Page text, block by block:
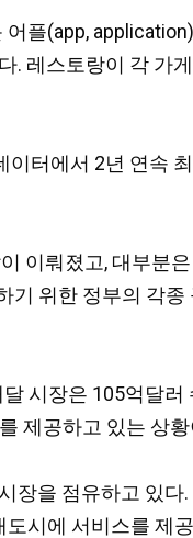
플(app,
. 레스토랑이 각 가
터에서 2년 연속
이뤄졌고, 대부분
기 위한 정부의 각종
시장은 105억달러
제공하고 있는 상
장을 점유하고 있다
시에 서비스를 제